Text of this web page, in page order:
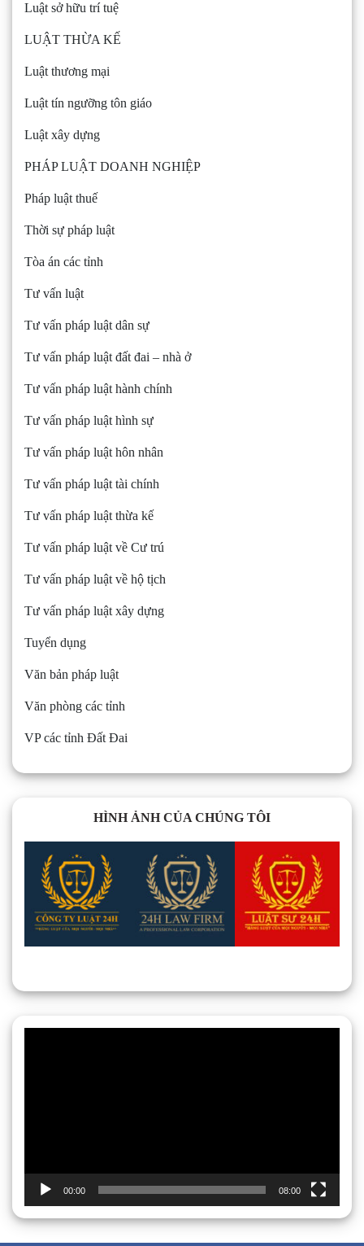
Luật sở hữu trí tuệ
LUẬT THỪA KẾ
Luật thương mại
Luật tín ngưỡng tôn giáo
Luật xây dựng
PHÁP LUẬT DOANH NGHIỆP
Pháp luật thuế
Thời sự pháp luật
Tòa án các tỉnh
Tư vấn luật
Tư vấn pháp luật dân sự
Tư vấn pháp luật đất đai – nhà ở
Tư vấn pháp luật hành chính
Tư vấn pháp luật hình sự
Tư vấn pháp luật hôn nhân
Tư vấn pháp luật tài chính
Tư vấn pháp luật thừa kế
Tư vấn pháp luật về Cư trú
Tư vấn pháp luật về hộ tịch
Tư vấn pháp luật xây dựng
Tuyển dụng
Văn bản pháp luật
Văn phòng các tỉnh
VP các tỉnh Đất Đai
HÌNH ẢNH CỦA CHÚNG TÔI
00:00 08:00